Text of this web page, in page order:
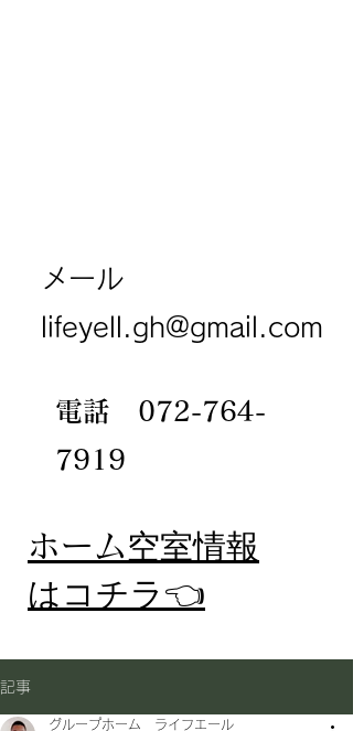
メール
lifeyell.gh@gmail.com
電話 072-764-
7919
​ホーム空室情報
​はコチラ👈
記事
グループホーム ライフエール